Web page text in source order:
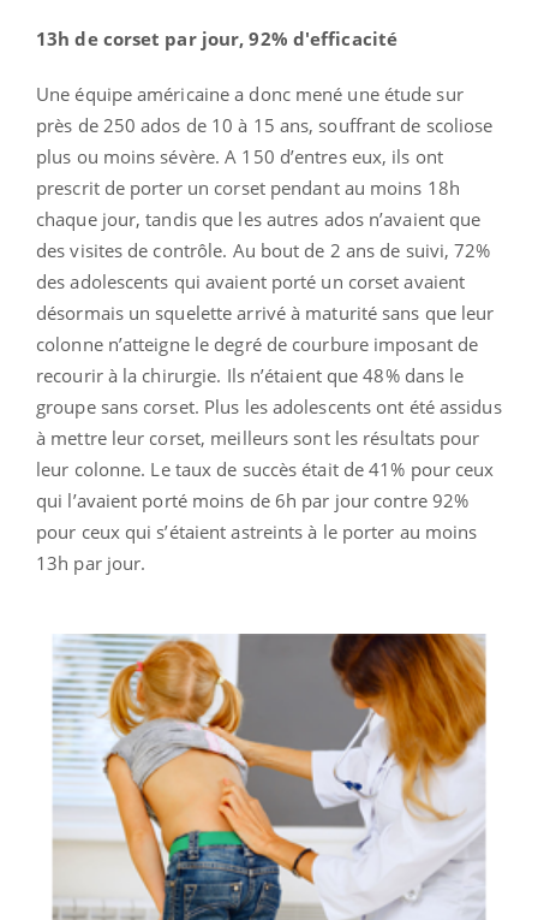
13h de corset par jour, 92% d'efficacité
Une équipe américaine a donc mené une étude sur
près de 250 ados de 10 à 15 ans, souffrant de scoliose
plus ou moins sévère. A 150 d’entres eux, ils ont
prescrit de porter un corset pendant au moins 18h
chaque jour, tandis que les autres ados n’avaient que
des visites de contrôle. Au bout de 2 ans de suivi, 72%
des adolescents qui avaient porté un corset avaient
désormais un squelette arrivé à maturité sans que leur
colonne n’atteigne le degré de courbure imposant de
recourir à la chirurgie. Ils n’étaient que 48% dans le
groupe sans corset. Plus les adolescents ont été assidus
à mettre leur corset, meilleurs sont les résultats pour
leur colonne. Le taux de succès était de 41% pour ceux
qui l’avaient porté moins de 6h par jour contre 92%
pour ceux qui s’étaient astreints à le porter au moins
13h par jour.